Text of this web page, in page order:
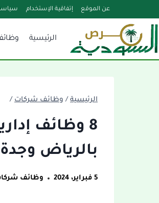
إلى
المحتوى
عن الموقع إتفاقية الإستخدام
الرئيسية
الرئيسية / وظائف شركات /
8 وظائف
بالرياض
5 فبراير، 2024 وظائف